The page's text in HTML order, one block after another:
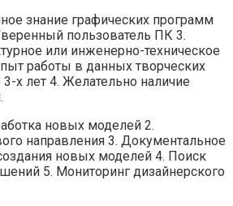
знание графических программ
пользователь ПК 3.
или инженерно-техническое
работы в данных творческих
х лет 4. Желательно наличие
новых моделей 2.
направления 3. Документальное
новых моделей 4. Поиск
5. Мониторинг дизайнерского